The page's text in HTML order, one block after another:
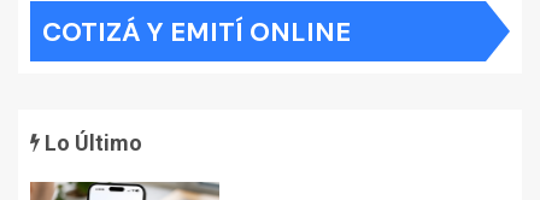
COTIZÁ Y EMITÍ ONLINE
Lo Último